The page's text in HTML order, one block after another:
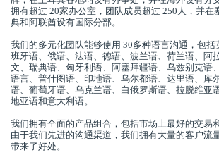
拥有超过 20家办公室，团队成员超过 250人，并在
典和阿联酋设有国际分部。
我们的多元化团队能够使用 30多种语言沟通，包
班牙语、俄语、法语、德语、波兰语、荷兰语、阿
文、瑞典语、匈牙利语、阿塞拜疆语、乌兹别克语
语言、普什图语、印地语、乌尔都语、达里语、库
语、葡萄牙语、乌克兰语、白俄罗斯语、拉脱维亚
地亚语和意大利语。
我们拥有全面的产品组合，包括市场上最好的交易
由于我们先进的沟通渠道，我们拥有大量的客户流
带来了好处。